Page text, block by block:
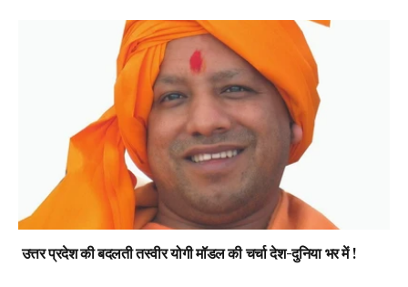
उत्तर प्रदेश की बदलती तस्वीर योगी मॉडल की चर्चा देश-दुनिया भर में !